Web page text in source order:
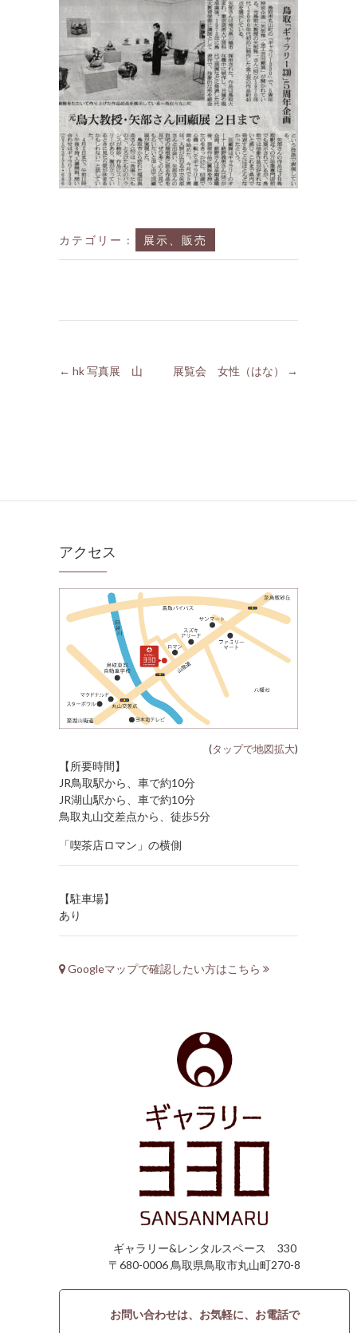
カテゴリー : 展示、販売
← hk 写真展 山 展覧会 女性（はな） →
アクセス
(タップで地図拡大)
【所要時間】
JR鳥取駅から、車で約10分
JR湖山駅から、車で約10分
鳥取丸山交差点から、徒歩5分
「喫茶店ロマン」の横側
【駐車場】
あり
Googleマップで確認したい方はこちら
ギャラリー&レンタルスペース 330
〒680-0006 鳥取県鳥取市丸山町270-8
お問い合わせは、お気軽に、お電話で